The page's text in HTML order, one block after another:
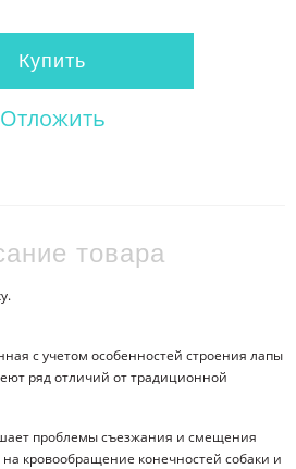
Купить
Отложить
товара
с учетом особенностей строения лапы
ряд отличий от традиционной
проблемы съезжания и смещения
кровообращение конечностей собаки и